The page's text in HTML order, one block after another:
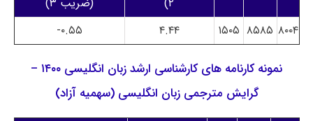
۸۰۰۴ ۸۵۸۵ ۱۵۰۵ ۴.۴۴ ۰.۵۵-
نمونه کارنامه های کارشناسی ارشد زبان انگلیسی ۱۴۰۰ –
گرایش مترجمی زبان انگلیسی (سهمیه آزاد)